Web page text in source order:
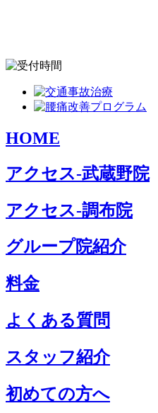
HOME
アクセス-武蔵野院
アクセス-調布院
グループ院紹介
料金
よくある質問
スタッフ紹介
初めての方へ